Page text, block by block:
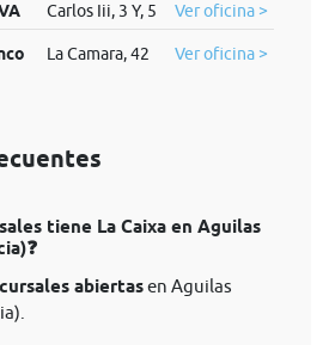
Carlos Iii, 3 Y, 5 Ver oficina >
La Camara, 42 Ver oficina >
tiene La Caixa en Aguilas
abiertasen Aguilas